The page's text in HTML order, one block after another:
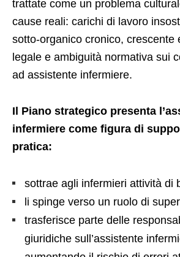
trattate come un problema
cause reali: carichi di lavoro
sotto-organico cronico, crescente
legale e ambiguità normativa sui
ad assistente infermiere.
Il Piano strategico presenta
infermiere come figura di
pratica:
sottrae agli infermieri attività di
li spinge verso un ruolo di
trasferisce parte delle
giuridiche sull’assistente